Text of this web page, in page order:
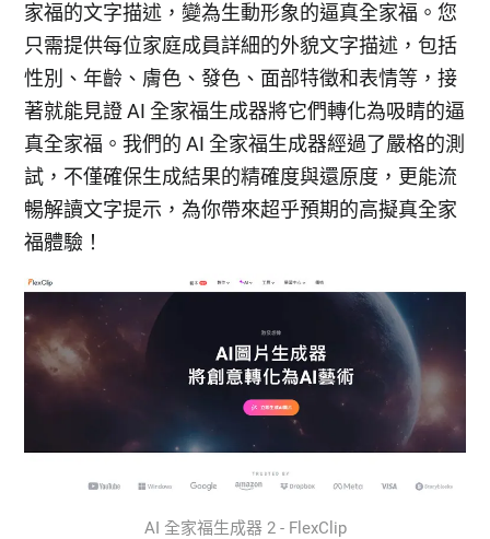
家福的文字描述，變為生動形象的逼真全家福。您
只需提供每位家庭成員詳細的外貌文字描述，包括
性別、年齡、膚色、發色、面部特徵和表情等，接
著就能見證 AI 全家福生成器將它們轉化為吸睛的逼
真全家福。我們的 AI 全家福生成器經過了嚴格的測
試，不僅確保生成結果的精確度與還原度，更能流
暢解讀文字提示，為你帶來超乎預期的高擬真全家
福體驗！
AI 全家福生成器 2 - FlexClip